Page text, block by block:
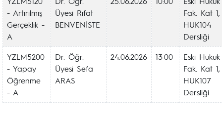
- Artırılmış
Gerçeklik -
A
Üyesi Rıfat
BENVENİSTE
Fak. Kat 1,
HUK104
Dersliği
YZLM5200
- Yapay
Öğrenme
- A
Dr. Öğr.
Üyesi Sefa
ARAS
24.06.2026 13:00
Eski Hukuk
Fak. Kat 1,
HUK107
Dersliği